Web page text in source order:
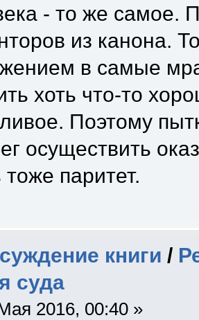
- то же самое.
из канона.
в самые
хоть что-то
Поэтому
осуществить
тоже паритет.
книги /
суда
2016, 00:40 »